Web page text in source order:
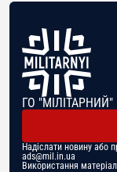
ГО "МІЛІТАРНИЙ"
Надіслати новину або
ads@mil.in.ua
Використання